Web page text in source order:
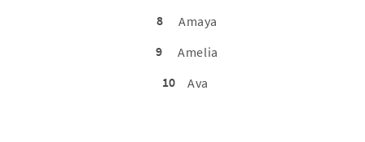
8
Amaya
9
Amelia
10
Ava